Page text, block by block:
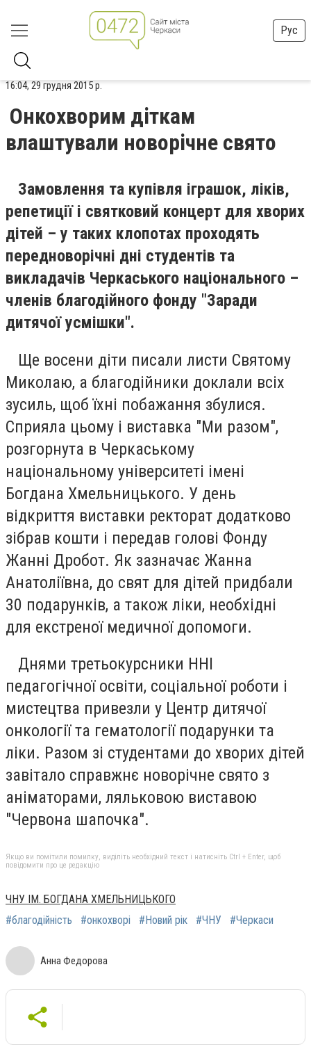
Рус
16:04, 29 грудня 2015 р.
Онкохворим діткам
влаштували новорічне свято
Замовлення та купівля іграшок, ліків,
репетиції і святковий концерт для хворих
дітей – у таких клопотах проходять
передноворічні дні студентів та
викладачів Черкаського національного –
членів благодійного фонду "Заради
дитячої усмішки".
Ще восени діти писали листи Святому
Миколаю, а благодійники доклали всіх
зусиль, щоб їхні побажання збулися.
Сприяла цьому і виставка "Ми разом",
розгорнута в Черкаському
національному університеті імені
Богдана Хмельницького. У день
відкриття виставки ректорат додатково
зібрав кошти і передав голові Фонду
Жанні Дробот. Як зазначає Жанна
Анатоліївна, до свят для дітей придбали
30 подарунків, а також ліки, необхідні
для екстреної медичної допомоги.
Днями третьокурсники ННІ
педагогічної освіти, соціальної роботи і
мистецтва привезли у Центр дитячої
онкології та гематології подарунки та
ліки. Разом зі студентами до хворих дітей
завітало справжнє новорічне свято з
аніматорами, ляльковою виставою
"Червона шапочка".
Якщо ви помітили помилку, виділіть необхідний текст і натисніть Ctrl + Enter, щоб
повідомити про це редакцію
ЧНУ ІМ. БОГДАНА ХМЕЛЬНИЦЬКОГО
#благодійність
#онкохворі #Новий рік #ЧНУ #Черкаси
Анна Федорова